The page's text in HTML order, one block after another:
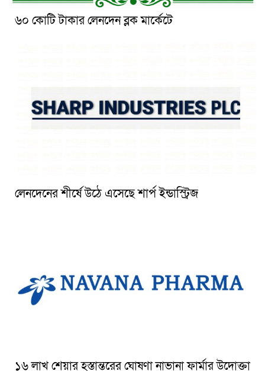
৬০ কোটি টাকার লেনদেন ব্লক মার্কেটে
লেনদেনের শীর্ষে উঠে এসেছে শার্প ইন্ডাস্ট্রিজ
১৬ লাখ শেয়ার হস্তান্তরের ঘোষণা নাভানা ফার্মার উদোক্তা